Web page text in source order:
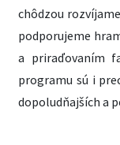
chôdzou
podporujeme
a priraďovaním
programu sú i
dopoludňajších a